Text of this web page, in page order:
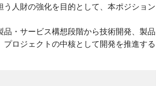
人財の強化を目的として、本ポジション
・サービス構想段階から技術開発、製品
ロジェクトの中核として開発を推進する